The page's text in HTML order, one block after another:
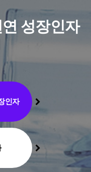
성장인자
인자